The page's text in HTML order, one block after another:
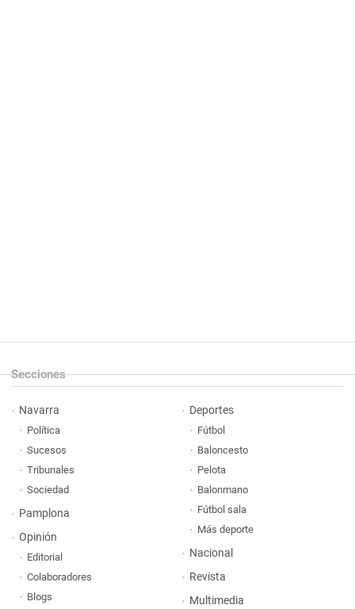
Secciones
Navarra
Política
Sucesos
Tribunales
Sociedad
Pamplona
Opinión
Editorial
Colaboradores
Blogs
Deportes
Fútbol
Baloncesto
Pelota
Balonmano
Fútbol sala
Más deporte
Nacional
Revista
Multimedia